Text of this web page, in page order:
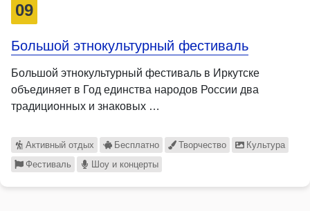
09
Большой этнокультурный фестиваль
Большой этнокультурный фестиваль в Иркутске
объединяет в Год единства народов России два
традиционных и знаковых …
Активный отдых Бесплатно Творчество
Культура
Фестиваль
Шоу и концерты